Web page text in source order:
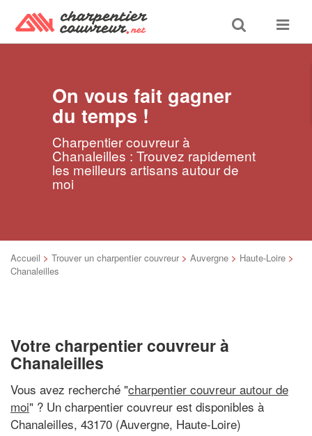
Toggle
search
Toggle
On vous fait gagner
du temps !
Charpentier couvreur à
Chanaleilles : Trouvez rapidement
les meilleurs artisans autour de
moi
Accueil > Trouver un charpentier couvreur > Auvergne > Haute-Loire >
Chanaleilles
Votre charpentier couvreur à
Chanaleilles
Vous avez recherché "charpentier couvreur autour de
moi" ? Un charpentier couvreur est disponibles à
Chanaleilles, 43170 (Auvergne, Haute-Loire)